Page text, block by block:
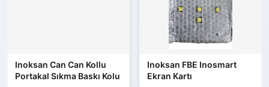
Inoksan Can Can Kollu
Portakal Sıkma Baskı Kolu
Inoksan FBE Inosmart
Ekran Kartı